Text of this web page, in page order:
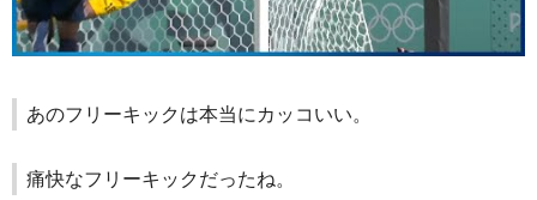
あのフリーキックは本当にカッコいい。
痛快なフリーキックだったね。